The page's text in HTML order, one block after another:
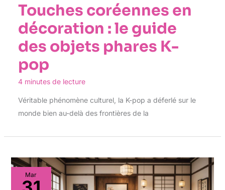
Touches coréennes en
décoration : le guide
des objets phares K-
pop
4 minutes de lecture
Véritable phénomène culturel, la K-pop a déferlé sur le
monde bien au-delà des frontières de la
Mar